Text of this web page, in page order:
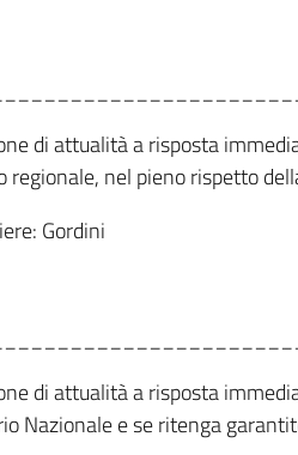
di attualità a risposta
regionale, nel pieno rispetto
Gordini
di attualità a risposta
Nazionale e se ritenga